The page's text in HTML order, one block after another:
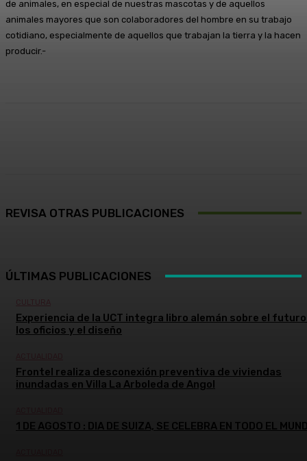
de animales, en especial de nuestras mascotas y de aquellos
animales mayores que son colaboradores del hombre en su trabajo
cotidiano, especialmente de aquellos que trabajan la tierra y la hacen
producir.-
REVISA OTRAS PUBLICACIONES
ÚLTIMAS PUBLICACIONES
CULTURA
Experiencia de la UCT integra libro alemán sobre el
los oficios y el diseño
Frontel realiza desconexión preventiva de viviendas
inundadas en Villa La Arboleda de Angol
1 DE AGOSTO : DIA DE SUIZA, SE CELEBRA EN TODO EL